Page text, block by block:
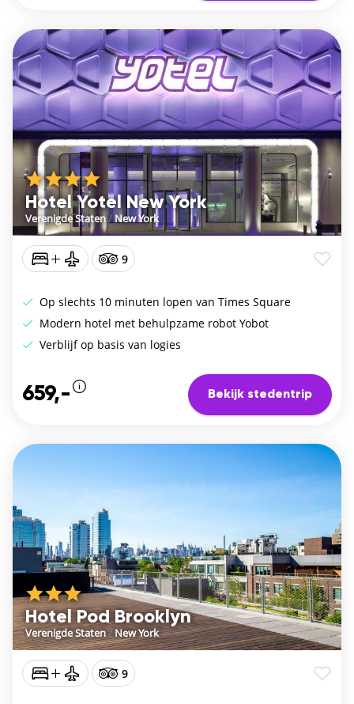
Hotel Yotel New York
Verenigde Staten/New York
9
Op slechts 10 minuten lopen van Times Square
Modern hotel met behulpzame robot Yobot
Verblijf op basis van logies
659,- Bekijk stedentrip
Hotel Pod Brooklyn
Verenigde Staten/New York
9